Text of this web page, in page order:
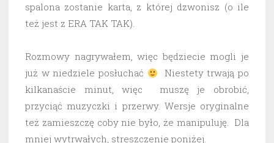
spalona zostanie karta, z której dzwonisz (o ile
też jest z ERA TAK TAK).
Rozmowy nagrywałem, więc będziecie mogli je
już w niedziele posłuchać
Niestety trwają po
kilkanaście minut, więc muszę je obrobić,
przyciąć muzyczki i przerwy. Wersje oryginalne
też zamieszczę coby nie było, że manipuluję. Dla
mniej wytrwałych, streszczenie poniżej.